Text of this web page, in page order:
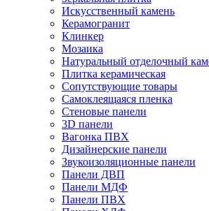
Искусственный камень
Керамогранит
Клинкер
Мозаика
Натуральный отделочный
Плитка керамическая
Сопутствующие товары
Самоклеящаяся пленка
Стеновые панели
3D панели
Вагонка ПВХ
Дизайнерские панели
Звукоизоляционные панели
Панели ДВП
Панели МДФ
Панели ПВХ